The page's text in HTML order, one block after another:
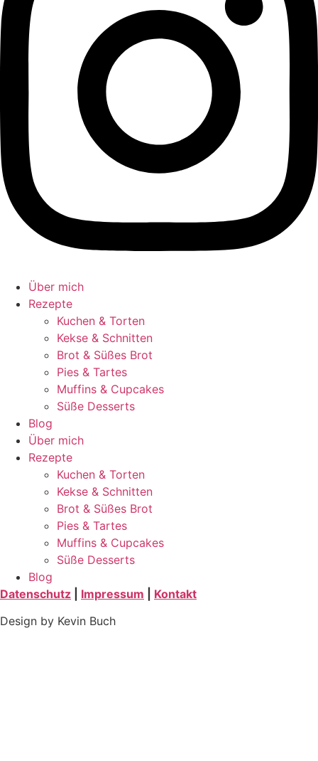
Über mich
Rezepte
Kuchen & Torten
Kekse & Schnitten
Brot & Süßes Brot
Pies & Tartes
Muffins & Cupcakes
Süße Desserts
Blog
Über mich
Rezepte
Kuchen & Torten
Kekse & Schnitten
Brot & Süßes Brot
Pies & Tartes
Muffins & Cupcakes
Süße Desserts
Blog
Datenschutz
Impressum
Kontakt
Design by Kevin Buch